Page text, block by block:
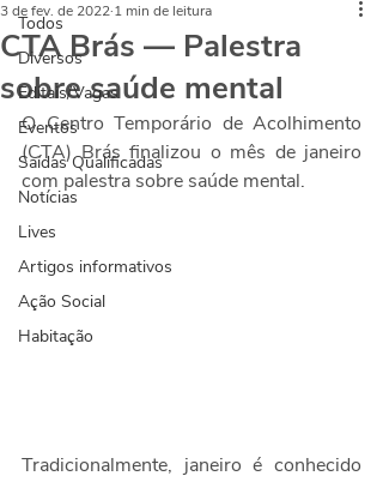
Todos
Diversos
Editais/Vagas
Eventos
Saídas Qualificadas
Notícias
Lives
Artigos informativos
Ação Social
Habitação
CTA Brás — Palestra
sobre saúde mental
3 de fev. de 2022 1 min de leitura
O Centro Temporário de Acolhimento
(CTA) Brás finalizou o mês de janeiro
com palestra sobre saúde mental.
Tradicionalmente, janeiro é conhecido